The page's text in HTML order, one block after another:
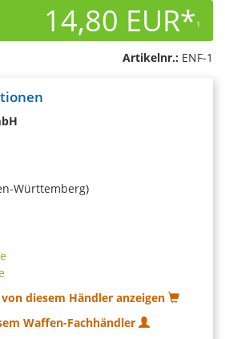
14,80 EUR*1
Artikelnr.: ENF-1
Württemberg)
diesem Händler anzeigen
Waffen-Fachhändler